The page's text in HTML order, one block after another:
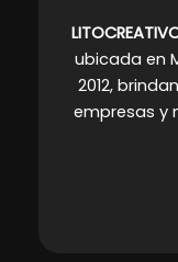
ubicada en
2012,
empresas y